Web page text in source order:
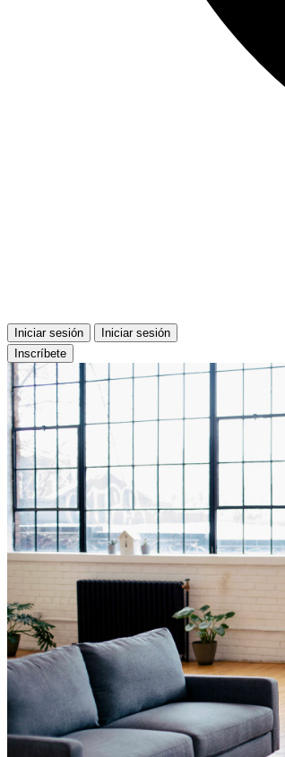
Iniciar sesión
Iniciar sesión
Inscríbete